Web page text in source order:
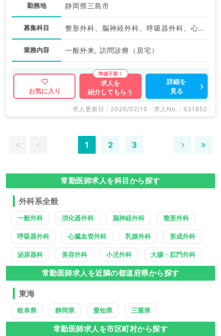
勤務地 静岡県三島市
募集科目 整形外科、脳神経外科、呼吸器外科、心臓血管外科、一般内科、循環器内科、呼吸器内科、消化器内科、腎臓内科、老年内科、血液内科、外科系全般、一般外科、消化器外科
業務内容 一般外来, 訪問診療（居宅）
お気に入り
求人を
紹介してもらう
詳細を
見る
求人更新日 : 2026/02/10 求人No. : 631852
1 2 3
常勤医師求人を科目から探す
外科系全般
一般外科 消化器外科 脳神経外科 整形外科
呼吸器外科 心臓血管外科 乳腺外科 形成外科
泌尿器科 美容外科 小児外科 大腸・肛門外科
常勤医師求人を近隣の都道府県から探す
東海
岐阜県 静岡県 愛知県 三重県
常勤医師求人を市区町村から探す